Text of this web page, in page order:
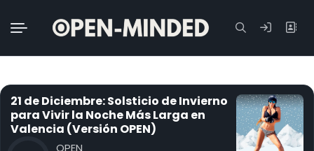
Buscar:
21 de Diciembre: Solsticio de Invierno
para Vivir la Noche Más Larga en
Valencia (Versión OPEN)
OPEN